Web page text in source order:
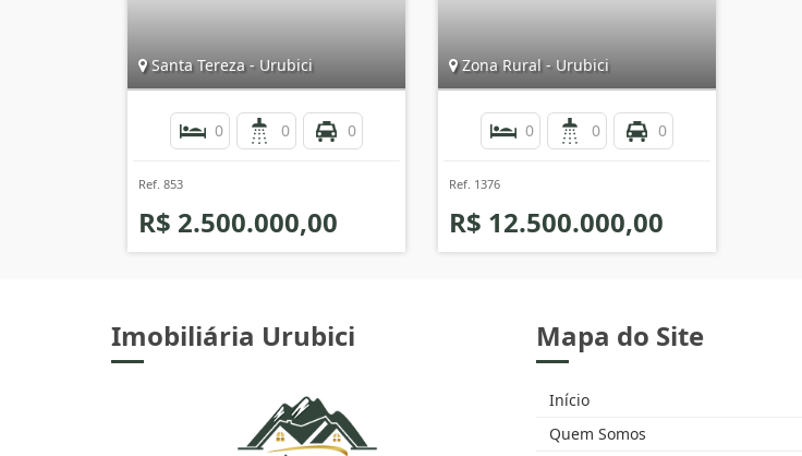
Santa Tereza - Urubici
0 0 0
Ref. 853
R$ 2.500.000,00
Zona Rural - Urubici
0 0 0
Ref. 1376
R$ 12.500.000,00
Imobiliária Urubici Mapa do Site
Início
Quem Somos